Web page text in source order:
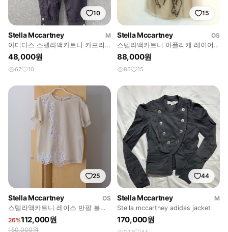
10
Stella Mccartney
M
아디다스 스텔라맥카트니 카프리
트레이닝 팬츠
48,000원
67 10
15
Stella Mccartney
OS
스텔라맥카트니 아플리케 레이어
드 탑
88,000원
86 15
25
Stella Mccartney
OS
스텔라맥카트니 레이스 반팔 블라
우스
26%112,000원
150,000원
44
Stella Mccartney
M
Stella mccartney adidas jacket
170,000원